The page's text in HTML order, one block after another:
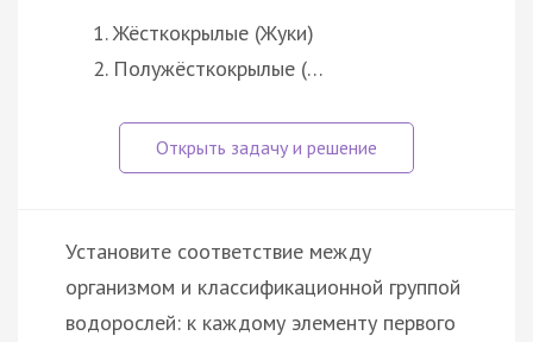
Жёсткокрылые (Жуки)
Полужёсткокрылые (…
Установите соответствие между
организмом и классификационной группой
водорослей: к каждому элементу первого